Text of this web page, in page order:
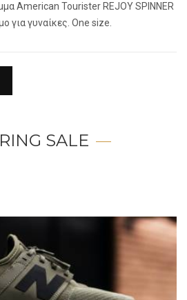
American Tourister REJOY SPINNER
για γυναίκες. One size.
SALE